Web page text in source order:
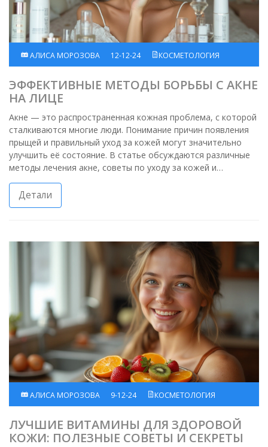
АЛИСА МОРОЗОВА 12-12-24 КОСМЕТОЛОГИЯ
ЭФФЕКТИВНЫЕ МЕТОДЫ БОРЬБЫ С АКНЕ
НА ЛИЦЕ
Акне — это распространенная кожная проблема, с которой
сталкиваются многие люди. Понимание причин появления
прыщей и правильный уход за кожей могут значительно
улучшить её состояние. В статье обсуждаются различные
методы лечения акне, советы по уходу за кожей и
продукты, которые могут помочь справиться с этой
проблемой. Правильный домашний уход, советы экспертов
и внимание к типу кожи — важные шаги на пути к чистой и
Детали
АЛИСА МОРОЗОВА 9-12-24 КОСМЕТОЛОГИЯ
ЛУЧШИЕ ВИТАМИНЫ ДЛЯ ЗДОРОВОЙ
КОЖИ: ПОЛЕЗНЫЕ СОВЕТЫ И СЕКРЕТЫ